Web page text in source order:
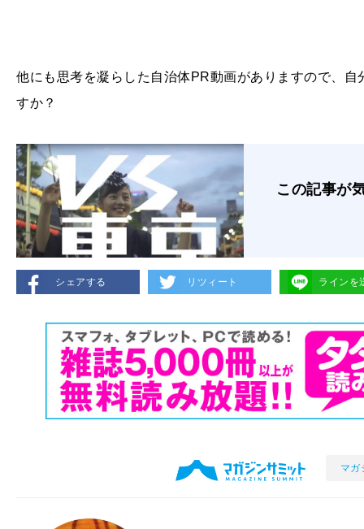
他にも思考を凝らした自治体PR動画がありますので、
すか？
この記事が
シェアする リツィート ラインを
マガ